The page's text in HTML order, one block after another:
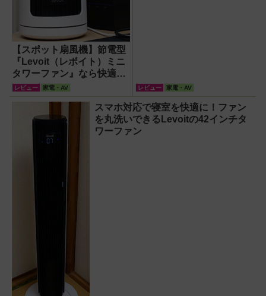
【スポット扇風機】節電型
『Levoit（レボイト）ミニ
タワーファン』なら快適・
安全・静音・コンパクトで
移動も簡単！【猛暑・酷暑
レビュー 家電・AV レビュー 家電・AV
スマホ対応で寝室を快適に！ファン
を丸洗いできるLevoitの42インチタ
ワーファン